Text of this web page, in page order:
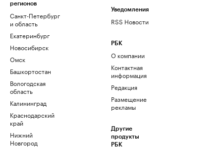
регионов
Санкт-Петербург
и область
Екатеринбург
Новосибирск
Омск
Башкортостан
Вологодская
область
Калининград
Краснодарский
край
Нижний
Новгород
Уведомления
RSS Новости
РБК
О компании
Контактная
информация
Редакция
Размещение
рекламы
Другие
продукты
РБК